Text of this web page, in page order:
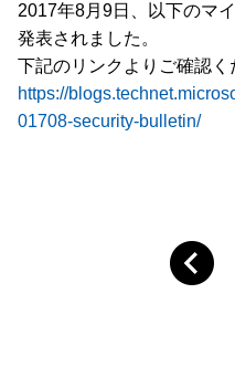
2017年8月9日、以下のマ
発表されました。
下記のリンクよりご確認く
https://
01708-security-bulletin/